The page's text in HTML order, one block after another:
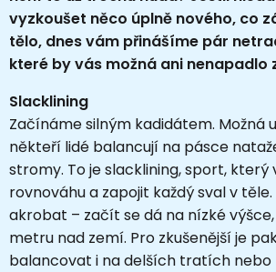
vyzkoušet něco úplně nového, co
tělo, dnes vám přinášíme pár
které by vás možná ani nenapadlo
Slacklining
Začínáme silným kadidátem. Možná
někteří lidé balancují na pásce
stromy. To je slacklining, sport, který
rovnováhu a zapojit každý sval v
akrobat – začít se dá na nízké
metru nad zemí. Pro zkušenější je
balancovat i na delších tratích nebo